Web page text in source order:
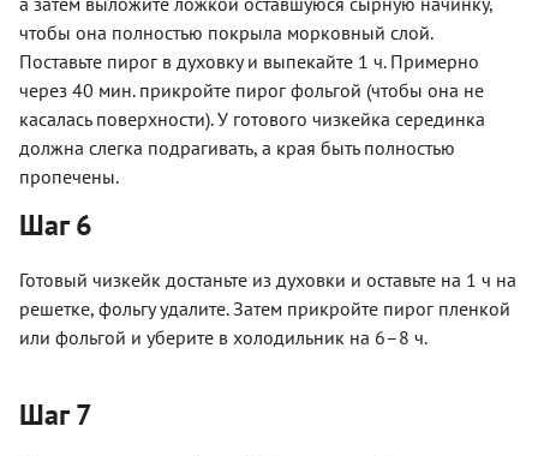
чтобы она полностью покрыла морковный слой.
Поставьте пирог в духовку и выпекайте 1 ч. Примерно
через 40 мин. прикройте пирог фольгой (чтобы она не
касалась поверхности). У готового чизкейка серединка
должна слегка подрагивать, а края быть полностью
пропечены.
Шаг 6
Готовый чизкейк достаньте из духовки и оставьте на 1 ч на
решетке, фольгу удалите. Затем прикройте пирог пленкой
или фольгой и уберите в холодильник на 6–8 ч.
Шаг 7